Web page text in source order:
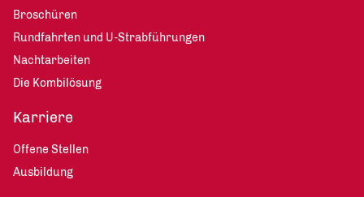
Broschüren
Rundfahrten und U-Strabführungen
Nachtarbeiten
Die Kombilösung
Karriere
Offene Stellen
Ausbildung